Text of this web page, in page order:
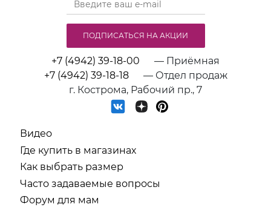
+7 (4942) 39-18-00
— Приёмная
+7 (4942) 39-18-18
— Отдел продаж
г. Кострома, Рабочий пр., 7
Видео
Где купить в магазинах
Как выбрать размер
Часто задаваемые вопросы
Форум для мам
ПОДПИСАТЬСЯ НА АКЦИИ